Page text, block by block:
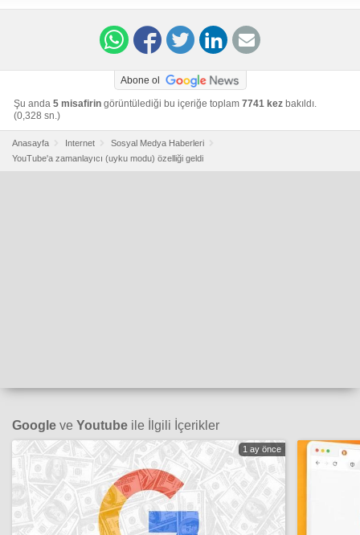
testing-a-built-in-sleep-timer-but-only-with-premium-
Abone ol
Şu anda 5 misafirin görüntülediği bu içeriğe toplam 7741 kez bakıldı.
(0,328 sn.)
Anasayfa Internet
Sosyal Medya Haberleri
YouTube'a zamanlayıcı (uyku modu) özelliği geldi
Google ve Youtube ile İlgili İçerikler
1 ay önce